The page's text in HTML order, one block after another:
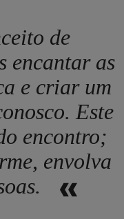
de
encantar as
e criar um
Este
encontro;
envolva